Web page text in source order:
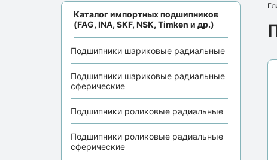
Каталог импортных подшипников
(FAG, INA, SKF, NSK, Timken и др.)
Подшипники шариковые радиальные
Подшипники шариковые радиальные
сферические
Подшипники роликовые радиальные
Подшипники роликовые радиальные
сферические